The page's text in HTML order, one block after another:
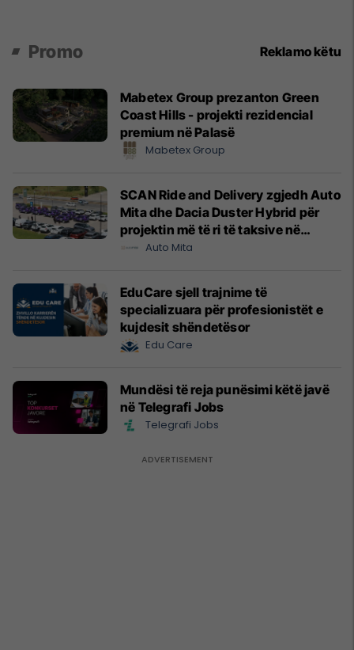
Promo Reklamo këtu
Mabetex Group prezanton Green
Coast Hills - projekti rezidencial
premium në Palasë
Mabetex Group
SCAN Ride and Delivery zgjedh Auto
Mita dhe Dacia Duster Hybrid për
projektin më të ri të taksive në
Prishtinë
Auto Mita
EduCare sjell trajnime të
specializuara për profesionistët e
kujdesit shëndetësor
Edu Care
Mundësi të reja punësimi këtë javë
në Telegrafi Jobs
Telegrafi Jobs